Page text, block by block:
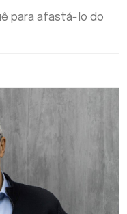
para afastá-lo do